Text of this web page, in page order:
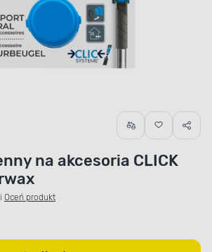
na akcesoria CLICK
Oceń produkt